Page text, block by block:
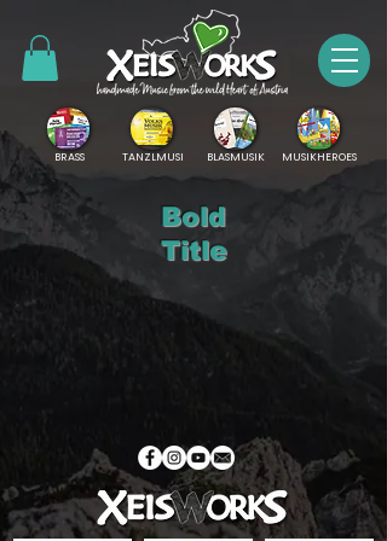
BRASS TANZLMUSI BLASMUSIK MUSIKHEROES
Bold
Title